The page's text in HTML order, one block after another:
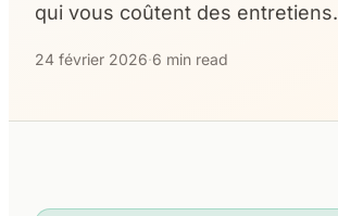
qui vous coûtent des entretiens.
24 février 2026·6 min read